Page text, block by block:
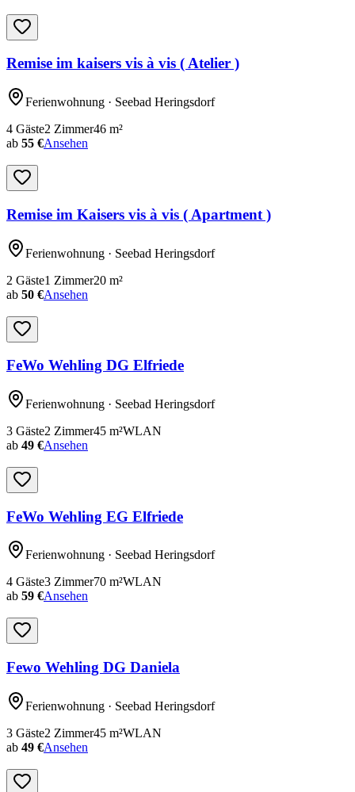
Remise im kaisers vis à vis ( Atelier )
Ferienwohnung · Seebad Heringsdorf
4 Gäste2 Zimmer46 m²
ab 55 €Ansehen
Remise im Kaisers vis à vis ( Apartment )
Ferienwohnung · Seebad Heringsdorf
2 Gäste1 Zimmer20 m²
ab 50 €Ansehen
FeWo Wehling DG Elfriede
Ferienwohnung · Seebad Heringsdorf
3 Gäste2 Zimmer45 m²WLAN
ab 49 €Ansehen
FeWo Wehling EG Elfriede
Ferienwohnung · Seebad Heringsdorf
4 Gäste3 Zimmer70 m²WLAN
ab 59 €Ansehen
Fewo Wehling DG Daniela
Ferienwohnung · Seebad Heringsdorf
3 Gäste2 Zimmer45 m²WLAN
ab 49 €Ansehen